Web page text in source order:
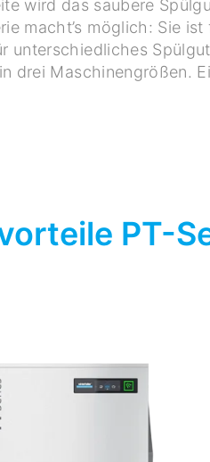
wird das saubere
macht’s möglich: Sie
unterschiedliches
drei Maschinengrößen.
PT-